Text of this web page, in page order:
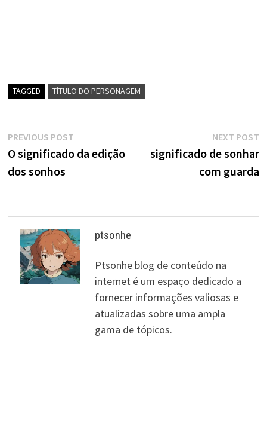
TAGGED TÍTULO DO PERSONAGEM
Navegação
de
PREVIOUS POSTPrevious
post:
O significado da edição
dos sonhos
NEXT POST
significado de sonhar
com guarda
ptsonhe
Ptsonhe blog de conteúdo na
internet é um espaço dedicado a
fornecer informações valiosas e
atualizadas sobre uma ampla
gama de tópicos.